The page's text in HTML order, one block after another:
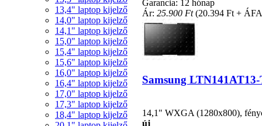
13,4" laptop kijelző
14,0" laptop kijelző
14,1" laptop kijelző
15,0" laptop kijelző
15,4" laptop kijelző
15,6" laptop kijelző
16,0" laptop kijelző
16,4" laptop kijelző
17,0" laptop kijelző
17,3" laptop kijelző
18,4" laptop kijelző
Garancia: 12 hónap
Ár: 25.900 Ft(20.394 Ft +
Samsung
14,1" WXGA (1280x800),
új